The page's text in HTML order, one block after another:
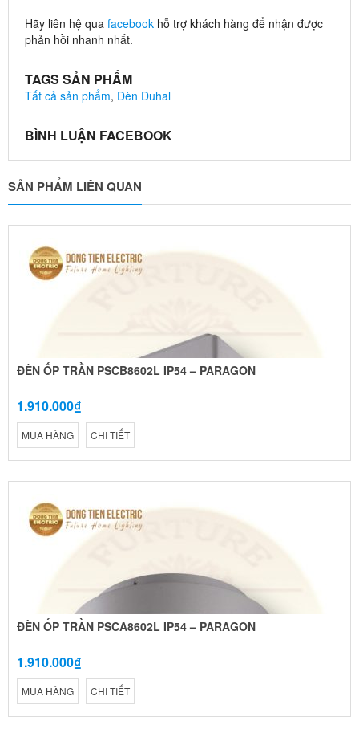
Hãy liên hệ qua facebook hỗ trợ khách hàng để nhận được
phản hồi nhanh nhất.
TAGS SẢN PHẨM
Tất cả sản phẩm, Đèn Duhal
BÌNH LUẬN FACEBOOK
SẢN PHẨM LIÊN QUAN
ĐÈN ỐP TRẦN PSCB8602L IP54 – PARAGON
1.910.000₫
MUA HÀNG CHI TIẾT
ĐÈN ỐP TRẦN PSCA8602L IP54 – PARAGON
1.910.000₫
MUA HÀNG CHI TIẾT